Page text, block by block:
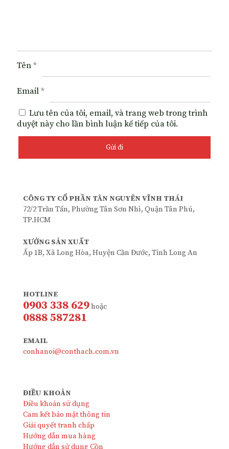
Tên *
Email *
Lưu tên của tôi, email, và trang web trong trình
duyệt này cho lần bình luận kế tiếp của tôi.
CÔNG TY CỔ PHẦN TÂN NGUYÊN VĨNH THÁI
72/2 Trần Tấn, Phường Tân Sơn Nhì, Quận Tân Phú,
TP.HCM
XƯỞNG SẢN XUẤT
Ấp 1B, Xã Long Hòa, Huyện Cần Đước, Tỉnh Long An
HOTLINE
0903 338 629hoặc
0888 587281
EMAIL
conhanoi@conthach.com.vn
ĐIỀU KHOẢN
Điều khoản sử dụng
Cam kết bảo mật thông tin
Giải quyết tranh chấp
Hướng dẫn mua hàng
Hướng dẫn sử dụng Cồn